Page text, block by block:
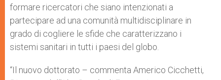
formare ricercatori che siano intenzionati a
partecipare ad una comunità multidisciplinare in
grado di cogliere le sfide che caratterizzano i
sistemi sanitari in tutti i paesi del globo.
“Il nuovo dottorato – commenta Americo Cicchetti,